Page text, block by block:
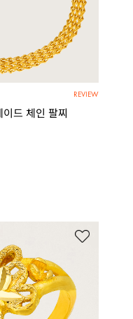
REVIEW
드 체인 팔찌